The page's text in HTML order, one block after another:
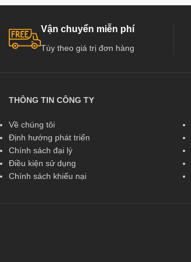
Vận chuyển miễn phí
Tùy theo giá trị đơn hàng
THÔNG TIN CÔNG TY
Về chúng tôi
Định hướng phát triển
Chính sách đại lý
Điều kiện sử dụng
Chính sách khiếu nại